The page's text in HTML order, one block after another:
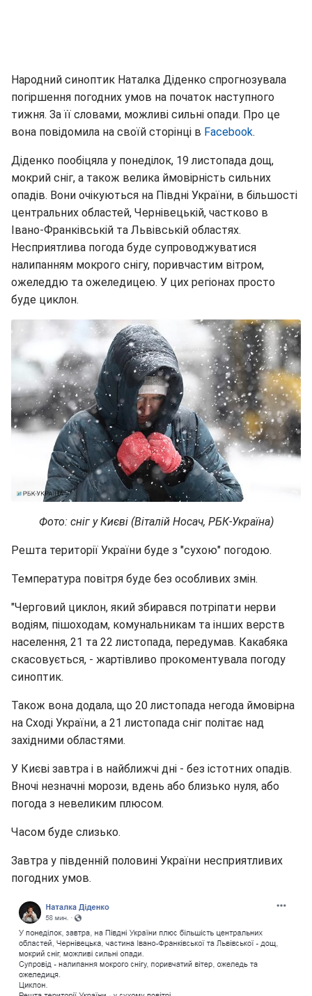
Народний синоптик Наталка Діденко спрогнозувала
погіршення погодних умов на початок наступного
тижня. За її словами, можливі сильні опади. Про це
вона повідомила на своїй сторінці в Facebook.
Діденко пообіцяла у понеділок, 19 листопада дощ,
мокрий сніг, а також велика ймовірність сильних
опадів. Вони очікуються на Півдні України, в більшості
центральних областей, Чернівецькій, частково в
Івано-Франківській та Львівській областях.
Несприятлива погода буде супроводжуватися
налипанням мокрого снігу, поривчастим вітром,
ожеледдю та ожеледицею. У цих регіонах просто
буде циклон.
Фото: сніг у Києві (Віталій Носач, РБК-Україна)
Решта території України буде з "сухою" погодою.
Температура повітря буде без особливих змін.
"Черговий циклон, який збирався потріпати нерви
водіям, пішоходам, комунальникам та інших верств
населення, 21 та 22 листопада, передумав. Какабяка
скасовується, - жартівливо прокоментувала погоду
синоптик.
Також вона додала, що 20 листопада негода ймовірна
на Сході України, а 21 листопада сніг політає над
західними областями.
У Києві завтра і в найближчі дні - без істотних опадів.
Вночі незначні морози, вдень або близько нуля, або
погода з невеликим плюсом.
Часом буде слизько.
Завтра у південній половині України несприятливих
погодних умов.